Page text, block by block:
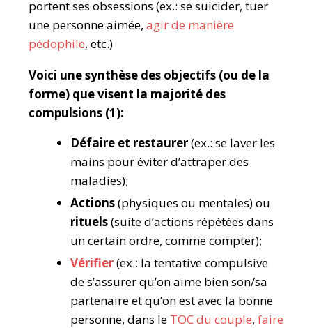
portent ses obsessions (ex.: se suicider, tuer
une personne aimée, agir de manière
pédophile, etc.)
Voici une synthèse des objectifs (ou de la
forme) que visent la majorité des
compulsions (1):
Défaire et restaurer(ex.: se laver les
mains pour éviter d’attraper des
maladies);
Actions(physiques ou mentales) ou
rituels(suite d’actions répétées dans
un certain ordre, comme compter);
Vérifier(ex.: la tentative compulsive
de s’assurer qu’on aime bien son/sa
partenaire et qu’on est avec la bonne
personne, dans le TOC du couple, faire